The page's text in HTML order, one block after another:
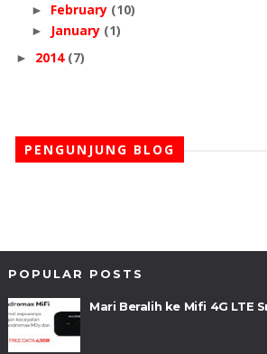
► February (10)
► January (1)
► 2014 (7)
PENGUNJUNG BLOG
POPULAR POSTS
Mari Beralih ke Mifi 4G LTE